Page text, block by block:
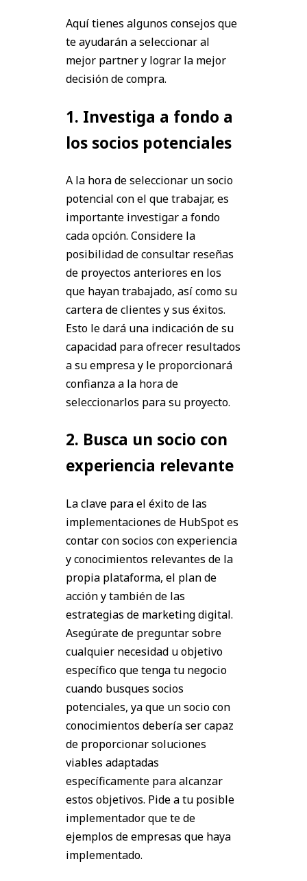
Aquí tienes algunos consejos que
te ayudarán a seleccionar al
mejor partner y lograr la mejor
decisión de compra.
1. Investiga a fondo a
los socios potenciales
A la hora de seleccionar un socio
potencial con el que trabajar, es
importante investigar a fondo
cada opción. Considere la
posibilidad de consultar reseñas
de proyectos anteriores en los
que hayan trabajado, así como su
cartera de clientes y sus éxitos.
Esto le dará una indicación de su
capacidad para ofrecer resultados
a su empresa y le proporcionará
confianza a la hora de
seleccionarlos para su proyecto.
2. Busca un socio con
experiencia relevante
La clave para el éxito de las
implementaciones de HubSpot es
contar con socios con experiencia
y conocimientos relevantes de la
propia plataforma, el plan de
acción y también de las
estrategias de marketing digital.
Asegúrate de preguntar sobre
cualquier necesidad u objetivo
específico que tenga tu negocio
cuando busques socios
potenciales, ya que un socio con
conocimientos debería ser capaz
de proporcionar soluciones
viables adaptadas
específicamente para alcanzar
estos objetivos. Pide a tu posible
implementador que te de
ejemplos de empresas que haya
implementado.